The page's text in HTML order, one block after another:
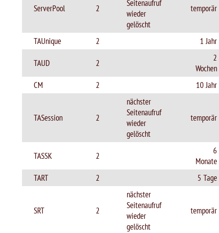
ServerPool 2
Seitenaufruf
wieder
gelöscht
temporär
TAUnique 2 1 Jahr
TAUD 2
2
Wochen
CM
2 10 Jahr
TASession 2
nächster
Seitenaufruf
wieder
gelöscht
temporär
TASSK 2
6
Monate
TART
2 5 Tage
SRT 2
nächster
Seitenaufruf
wieder
gelöscht
temporär